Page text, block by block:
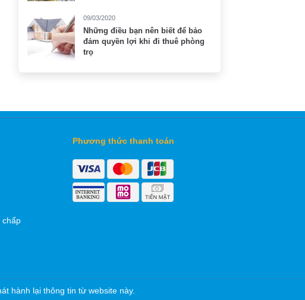
09/03/2020
Những điều bạn nên biết để bảo
đảm quyền lợi khi đi thuê phòng
trọ
chấp
Phương thức thanh toán
hành lại thông tin từ website này.